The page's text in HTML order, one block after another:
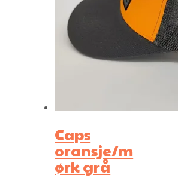
Caps
oransje/m
ørk grå